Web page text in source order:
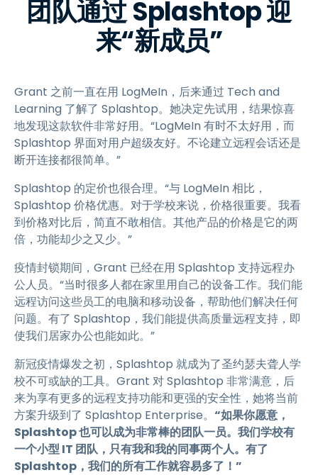
团队通过 Splashtop 迎
来“新成员”
Grant 之前一直在用 LogMeIn，后来通过 Tech and
Learning 了解了 Splashtop。她决定先试用，结果惊喜
地发现这款软件非常好用。“LogMeIn 有时不太好用，而
Splashtop 界面对用户超级友好。不论建立远程会话还是
断开连接都很简单。”
Splashtop 的定价也很合理。“与 LogMeIn 相比，
Splashtop 价格优惠。对于学校来说，价格很重要。我看
到价格对比后，简直不敢相信。其他产品的价格是它的两
倍，功能却少之又少。”
疫情封锁期间，Grant 已经在用 Splashtop 支持远程办
公人员。“当时很多人都在家里用自己的设备工作。我们能
远程访问这些员工的电脑和移动设备，帮助他们解决任何
问题。有了 Splashtop，我们能提供高质量远程支持，即
使我们居家办公也能如此。”
新冠疫情爆发之初，Splashtop 就成为了圣约瑟夫聋人学
校不可或缺的工具。Grant 对 Splashtop 非常满意，后
来为享有更多的远程支持功能和更强的安全性，她将当前
方案升级到了 Splashtop Enterprise。 “如果你愿意，
Splashtop 也可以成为非常棒的团队一员。我们学校有
一个小型 IT 团队，只有我和我的同事两个人。有了
Splashtop，我们的所有工作就容易多了！”